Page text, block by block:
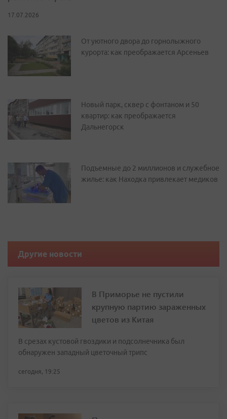
17.07.2026
От уютного двора до горнолыжного
курорта: как преображается Арсеньев
Новый парк, сквер с фонтаном и 50
квартир: как преображается
Дальнегорск
Подъемные до 2 миллионов и служебное
жилье: как Находка привлекает медиков
Другие новости
В Приморье не пустили
крупную партию зараженных
цветов из Китая
В срезах кустовой гвоздики и подсолнечника был
обнаружен западный цветочный трипс
сегодня, 19:25